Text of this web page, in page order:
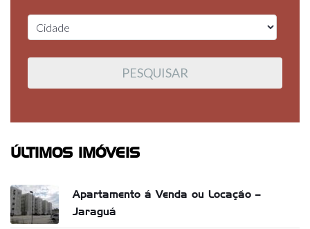
ÚLTIMOS IMÓVEIS
Apartamento á Venda ou Locação –
Jaraguá